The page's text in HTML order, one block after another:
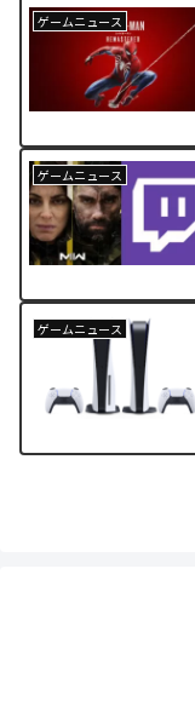
ゲームニュース
ゲームニュース
ゲームニュース